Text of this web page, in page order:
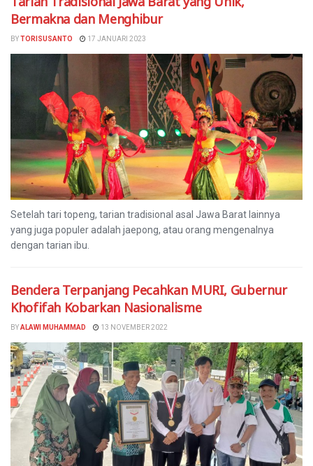
Bermakna dan Menghibur
BYTORISUSANTO 17 JANUARI 2023
Setelah tari topeng, tarian tradisional asal Jawa Barat lainnya
yang juga populer adalah jaepong, atau orang mengenalnya
dengan tarian ibu.
Bendera Terpanjang Pecahkan MURI, Gubernur
Khofifah Kobarkan Nasionalisme
BYALAWI MUHAMMAD 13 NOVEMBER 2022